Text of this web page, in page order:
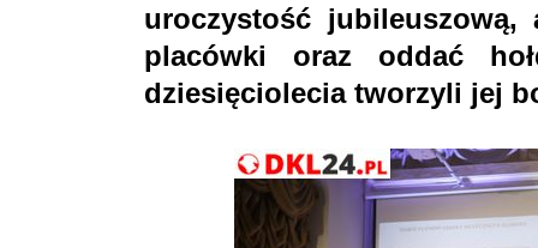
uroczystość
placówki oraz oddać
dziesięciolecia tworzyli jej